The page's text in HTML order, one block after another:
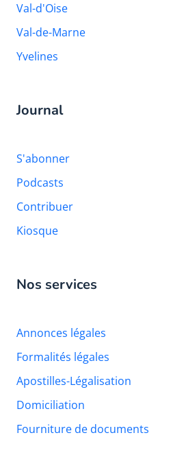
Val-d'Oise
Val-de-Marne
Yvelines
Journal
S'abonner
Podcasts
Contribuer
Kiosque
Nos services
Annonces légales
Formalités légales
Apostilles-Légalisation
Domiciliation
Fourniture de documents